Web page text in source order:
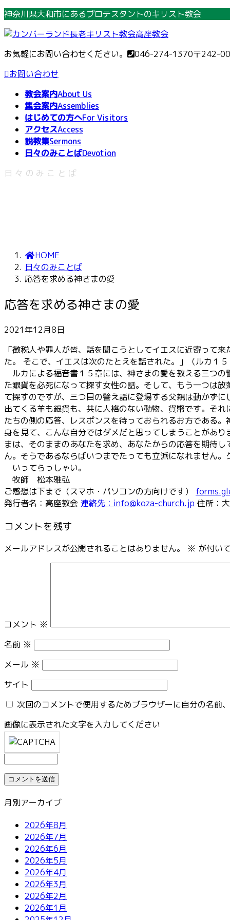
コ
テ
ン
ツ
へ
ナ
ゲ
ー
シ
ョ
神奈川県大和市にあるプロテスタントのキリスト教会
お気軽にお問い合わせください。 046-274-1370〒242-
お問い合わせ
教会案内About Us
集会案内Assemblies
はじめての方へFor Visitors
アクセスAccess
説教集Sermons
日々のみことばDevotion
日々のみことば
HOME
日々のみことば
応答を求める神さまの愛
応答を求める神さまの愛
2021年12月8日
「徴税人や罪人が皆、話を聞こうとしてイエスに近寄って
た。 そこで、イエスは次のたとえを話された。」（ルカ１
ルカによる福音書１５章には、神さまの愛を教える三つ
た銀貨を必死になって探す女性の話。そして、もう一つは
て探すのですが、三つ目の譬え話に登場する父親は動かず
出てくる羊も銀貨も、共に人格のない動物、貨幣です。そ
たちの側の応答、レスポンスを待っておられるお方である
身を見て、こんな自分ではダメだと思ってしまうことがあ
まは、そのままのあなたを求め、あなたからの応答を期待
ん。そうであるならばいつまでたっても立派になれません
いってらっしゃい。
牧師 松本雅弘
ご感想は下まで（スマホ・パソコンの方向けです）
発行者名：高座教会 連絡先：info@koza-church.jp 住所：
コメントを残す
メールアドレスが公開されることはありません。 ※ が付い
コメント ※
名前 ※
メール ※
サイト
次回のコメントで使用するためブラウザーに自分の名前
画像に表示された文字を入力してください
月別アーカイブ
2026年8月
2026年7月
2026年6月
2026年5月
2026年4月
2026年3月
2026年2月
2026年1月